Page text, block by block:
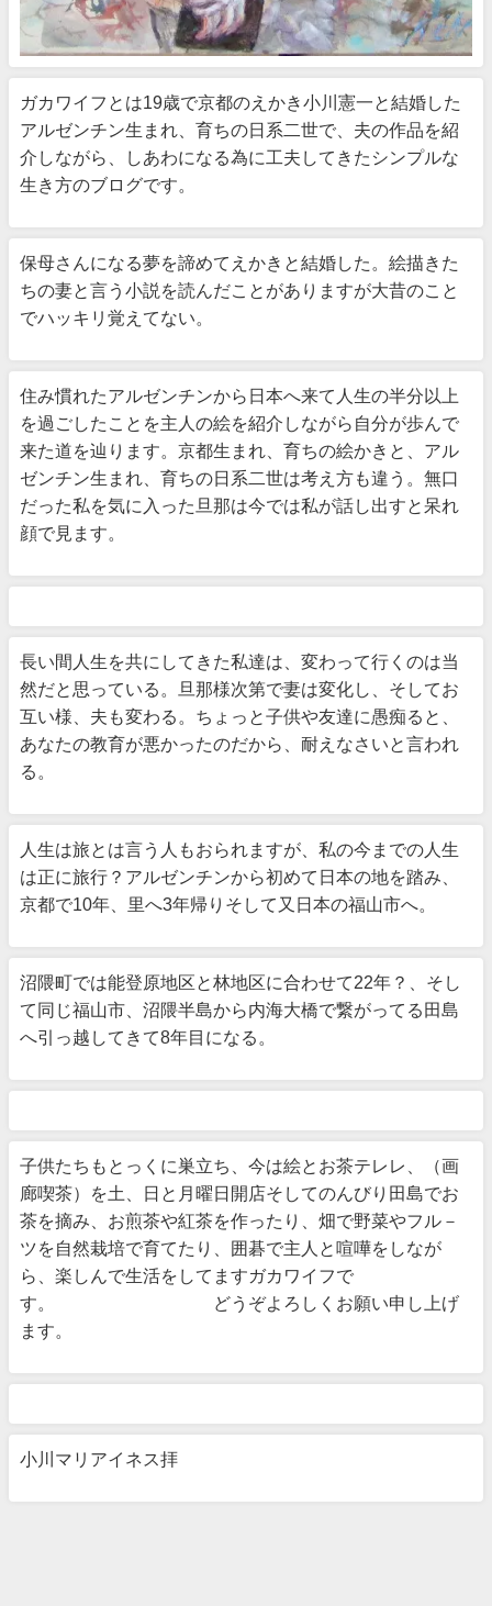
ガカワイフとは19歳で京都のえかき小川憲一と結婚した
アルゼンチン生まれ、育ちの日系二世で、夫の作品を紹
介しながら、しあわになる為に工夫してきたシンプルな
生き方のブログです。
保母さんになる夢を諦めてえかきと結婚した。絵描きた
ちの妻と言う小説を読んだことがありますが大昔のこと
でハッキリ覚えてない。
住み慣れたアルゼンチンから日本へ来て人生の半分以上
を過ごしたことを主人の絵を紹介しながら自分が歩んで
来た道を辿ります。京都生まれ、育ちの絵かきと、アル
ゼンチン生まれ、育ちの日系二世は考え方も違う。無口
だった私を気に入った旦那は今では私が話し出すと呆れ
顔で見ます。
長い間人生を共にしてきた私達は、変わって行くのは当
然だと思っている。旦那様次第で妻は変化し、そしてお
互い様、夫も変わる。ちょっと子供や友達に愚痴ると、
あなたの教育が悪かったのだから、耐えなさいと言われ
る。
人生は旅とは言う人もおられますが、私の今までの人生
は正に旅行？アルゼンチンから初めて日本の地を踏み、
京都で10年、里へ3年帰りそして又日本の福山市へ。
沼隈町では能登原地区と林地区に合わせて22年？、そし
て同じ福山市、沼隈半島から内海大橋で繋がってる田島
へ引っ越してきて8年目になる。
子供たちもとっくに巣立ち、今は絵とお茶テレレ、（画
廊喫茶）を土、日と月曜日開店そしてのんびり田島でお
茶を摘み、お煎茶や紅茶を作ったり、畑で野菜やフル－
ツを自然栽培で育てたり、囲碁で主人と喧嘩をしなが
ら、楽しんで生活をしてますガカワイフで
す。 どうぞよろしくお願い申し上げ
ます。
小川マリアイネス拝